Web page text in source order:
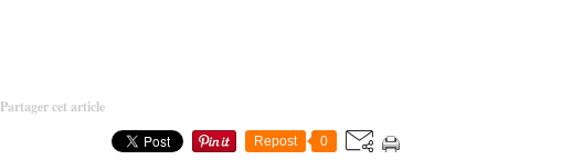
Partager cet article
Repost 0